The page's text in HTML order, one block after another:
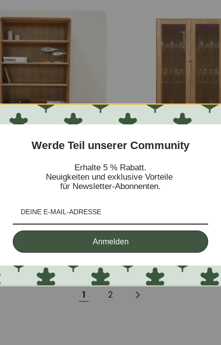
Eiche Geneva 2 |
Vitrine aus massiver Eiche
NordicStory
Größe:
1 2
Werde Teil unserer Community
Erhalte 5 % Rabatt.
Neuigkeiten und exklusive Vorteile
für Newsletter-Abonnenten.
Anmelden